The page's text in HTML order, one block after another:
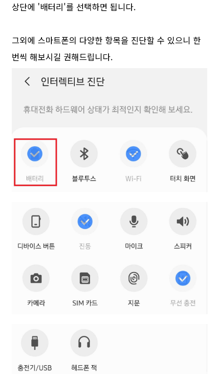
상단에 '배터리'를 선택하면 됩니다.
그외에 스마트폰의 다양한 항목을 진단할 수 있으니 한
번씩 해보시길 권해드립니다.